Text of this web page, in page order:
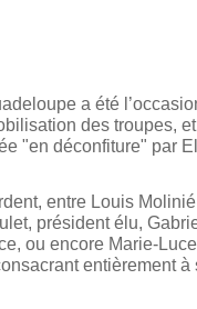
a été
des troupes,
"en déconfiture" par
entre Louis
président élu,
ou encore Marie-
entièrement